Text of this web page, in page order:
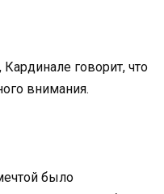
говорит, что
внимания.
было